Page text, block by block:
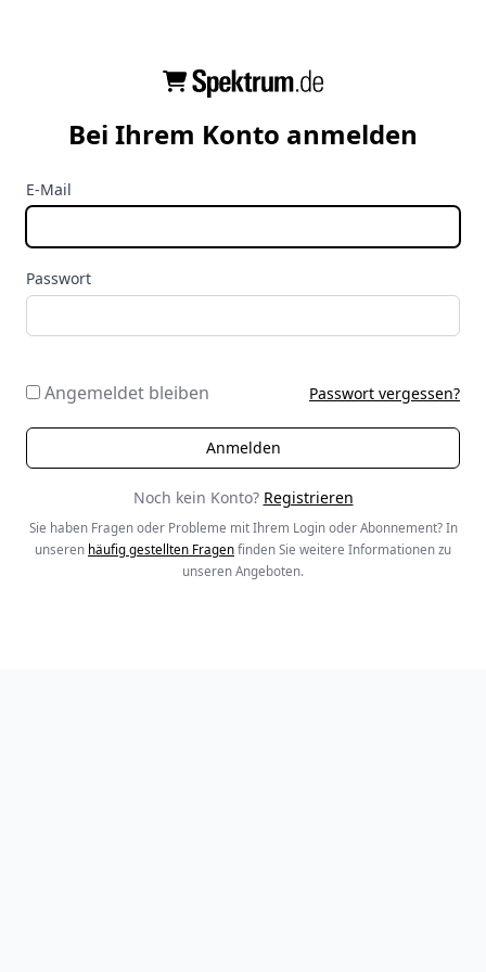
Bei Ihrem Konto anmelden
E-Mail
Passwort
Angemeldet bleiben Passwort vergessen?
Noch kein Konto? Registrieren
Sie haben Fragen oder Probleme mit Ihrem Login oder Abonnement? In
unseren häufig gestellten Fragen finden Sie weitere Informationen zu
unseren Angeboten.